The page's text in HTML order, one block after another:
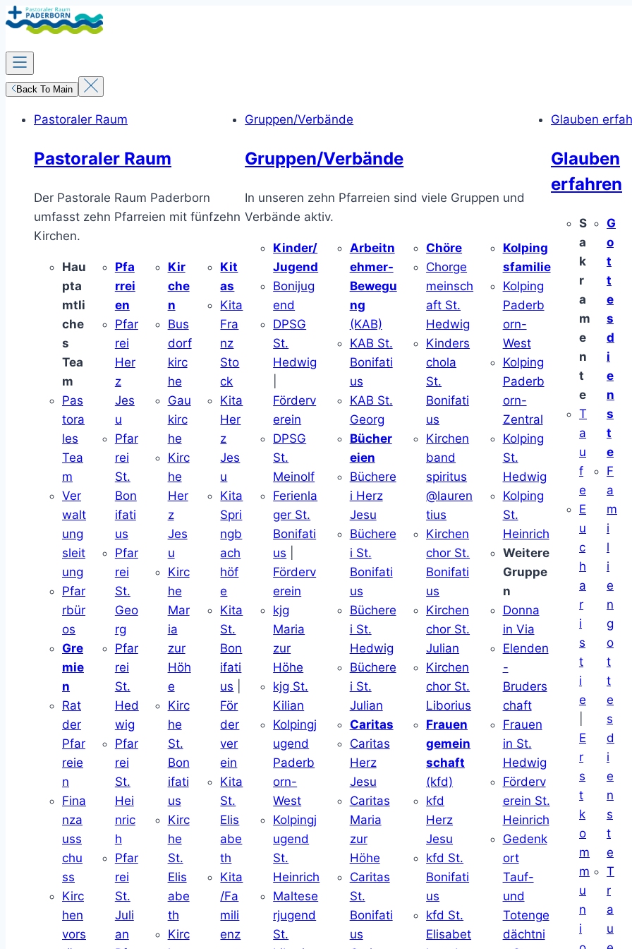
Zum
Inhalt
springen
Back To Main
Pastoraler Raum
Pastoraler Raum
Der Pastorale Raum Paderborn
umfasst zehn Pfarreien mit fünfzehn
Kirchen.
Hau
pta
mtli
che
s
Tea
m
Pas
tora
les
Tea
m
Ver
walt
ung
sleit
ung
Pfar
rbür
os
Gre
mie
n
Rat
der
Pfar
reie
n
Fina
nza
uss
chu
ss
Kirc
hen
vors
Pfa
rrei
en
Pfar
rei
Her
z
Jes
u
Pfar
rei
St.
Bon
ifati
us
Pfar
rei
St.
Geo
rg
Pfar
rei
St.
Hed
wig
Pfar
rei
St.
Hei
nric
h
Pfar
rei
St.
Juli
an
Kir
che
n
Bus
dorf
kirc
he
Gau
kirc
he
Kirc
he
Her
z
Jes
u
Kirc
he
Mar
ia
zur
Höh
e
Kirc
he
St.
Bon
ifati
us
Kirc
he
St.
Elis
abe
th
Kirc
Kit
as
Kita
Fra
nz
Sto
ck
Kita
Her
z
Jes
u
Kita
Spri
ngb
ach
höf
e
Kita
St.
Bon
ifati
us
För
der
ver
ein
Kita
St.
Elis
abe
th
Kita
/Fa
mili
enz
Gruppen/Verbände
Gruppen/Verbände
In unseren zehn Pfarreien sind viele Gruppen und
Verbände aktiv.
Kinder/
Jugend
Bonijug
end
DPSG
St.
Hedwig
Förderv
erein
DPSG
St.
Meinolf
Ferienla
ger St.
Bonifati
us
Förderv
erein
kjg
Maria
zur
Höhe
kjg St.
Kilian
Kolpingj
ugend
Paderb
orn-
West
Kolpingj
ugend
St.
Heinrich
Maltese
rjugend
St.
Arbeitn
ehmer-
Bewegu
ng
(KAB)
KAB St.
Bonifati
us
KAB St.
Georg
Bücher
eien
Büchere
i Herz
Jesu
Büchere
i St.
Bonifati
us
Büchere
i St.
Hedwig
Büchere
i St.
Julian
Caritas
Caritas
Herz
Jesu
Caritas
Maria
zur
Höhe
Caritas
St.
Bonifati
us
Chöre
Chorge
meinsch
aft St.
Hedwig
Kinders
chola
St.
Bonifati
us
Kirchen
band
spiritus
@lauren
tius
Kirchen
chor St.
Bonifati
us
Kirchen
chor St.
Julian
Kirchen
chor St.
Liborius
Frauen
gemein
schaft
(kfd)
kfd
Herz
Jesu
kfd St.
Bonifati
us
kfd St.
Elisabet
Kolping
sfamilie
Kolping
Paderb
orn-
West
Kolping
Paderb
orn-
Zentral
Kolping
St.
Hedwig
Kolping
St.
Heinrich
Weitere
Gruppe
n
Donna
in Via
Elenden
-
Bruders
chaft
Frauen
in St.
Hedwig
Förderv
erein St.
Heinrich
Gedenk
ort
Tauf-
und
Totenge
dächtni
Glauben
Glauben
erfahren
S
a
k
r
a
m
e
n
t
e
T
a
u
f
e
E
u
c
h
a
r
i
s
t
i
e
E
r
s
t
k
o
m
m
u
n
i
G
o
t
t
e
s
d
i
e
n
s
t
e
F
a
m
i
l
i
e
n
g
o
t
t
e
s
d
i
e
n
s
t
e
T
r
a
u